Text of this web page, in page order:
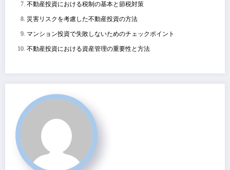
不動産投資における税制の基本と節税対策
災害リスクを考慮した不動産投資の方法
マンション投資で失敗しないためのチェックポイント
不動産投資における資産管理の重要性と方法